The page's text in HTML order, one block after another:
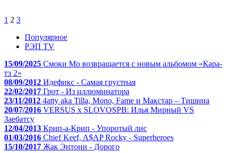
1 2 3
Популярное
РЭП TV
15/09/2025 Смоки Мо возвращается с новым альбомом «Кара-
тэ 2»
08/09/2012 Идефикс - Самая грустная
22/02/2017 Грот - Из иллюминатора
23/11/2012 4atty aka Tilla, Mono, Fame и Макстар – Тишина
20/07/2016 VERSUS x SLOVOSPB: Илья Мирный VS
Заебатсу
12/04/2013 Крип-а-Крип - Упоротый лис
01/03/2016 Chief Keef, A$AP Rocky - Superheroes
15/10/2017 Жак Энтони - Дорого